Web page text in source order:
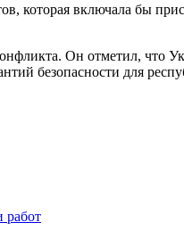
которая включала бы
Он отметил, что
безопасности для
работ